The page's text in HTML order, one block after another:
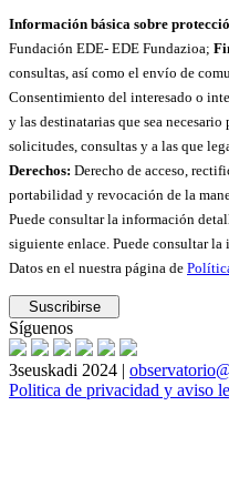
Información básica sobre
Fundación EDE- EDE Fundazioa;
consultas, así como el envío de
Consentimiento del interesado o
y las destinatarias que sea
solicitudes, consultas y a las que
Derechos: Derecho de acceso,
portabilidad y revocación de la
Puede consultar la información
siguiente enlace. Puede consultar
Datos en el nuestra página de
Síguenos
3seuskadi 2024 |
Politica de privacidad y aviso